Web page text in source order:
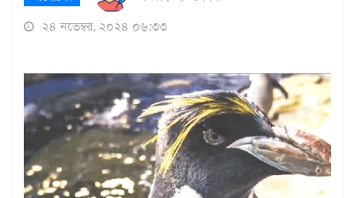
২৪ নভেম্বর, ২০২৪ ০৬:৩৩